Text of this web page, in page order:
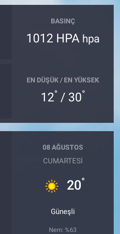
BASINÇ
1012 HPA hpa
EN DÜŞÜK / EN YÜKSEK
12° / 30°
08 AĞUSTOS
CUMARTESI
20°
Güneşli
Nem: %63